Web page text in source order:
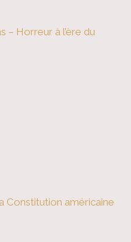
– Horreur à l’ère du
Constitution américaine